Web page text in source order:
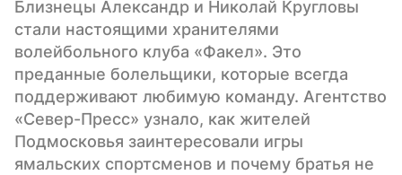
Близнецы Александр и Николай Кругловы
стали настоящими хранителями
волейбольного клуба «Факел». Это
преданные болельщики, которые всегда
поддерживают любимую команду. Агентство
«Север-Пресс» узнало, как жителей
Подмосковья заинтересовали игры
ямальских спортсменов и почему братья не